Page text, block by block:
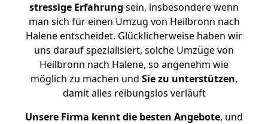
stressige Erfahrung sein, insbesondere wenn
man sich für einen Umzug von Heilbronn nach
Halene entscheidet. Glücklicherweise haben wir
uns darauf spezialisiert, solche Umzüge von
Heilbronn nach Halene, so angenehm wie
möglich zu machen und Sie zu unterstützen,
damit alles reibungslos verläuft
Unsere Firma kennt die besten Angebote, und